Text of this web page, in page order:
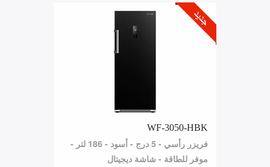
WF-3050-HBK
فريزر رأسي - 5 درج - أسود - 186 لتر -
موفر للطاقة - شاشة ديجيتال